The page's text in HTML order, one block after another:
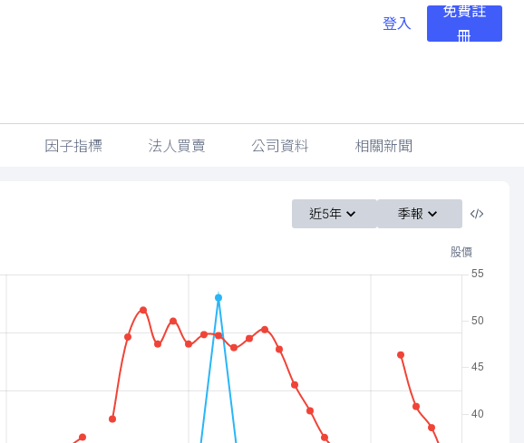
登入
免費註
冊
因子指標 法人買賣 公司資料 相關新聞
近5年 季報